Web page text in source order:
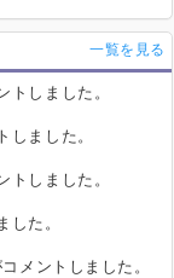
一覧を見る
しました。
ました。
しました。
た。
メントしました。